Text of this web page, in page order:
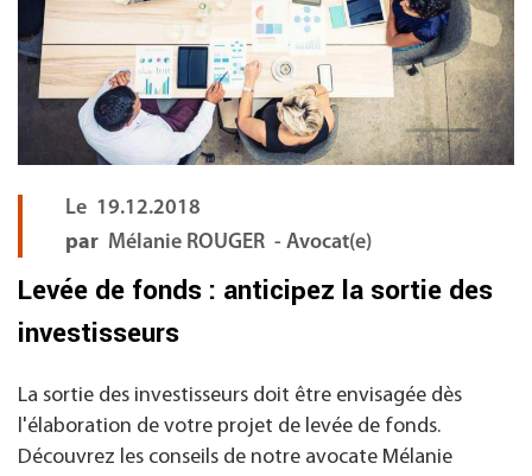
Le 19.12.2018
par Mélanie ROUGER - Avocat(e)
Levée de fonds : anticipez la sortie des
investisseurs
La sortie des investisseurs doit être envisagée dès
l'élaboration de votre projet de levée de fonds.
Découvrez les conseils de notre avocate Mélanie